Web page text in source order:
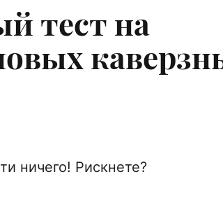
тест на
ничего! Рискнете?